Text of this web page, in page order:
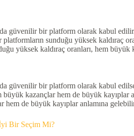
güvenilir bir platform olarak kabul
sunduğu yüksek kaldıraç
yüksek kaldıraç oranları, hem
güvenilir bir platform olarak kabul
büyük kazançlar hem de büyük
hem de büyük kayıplar anlamına
Bir Seçim Mi?